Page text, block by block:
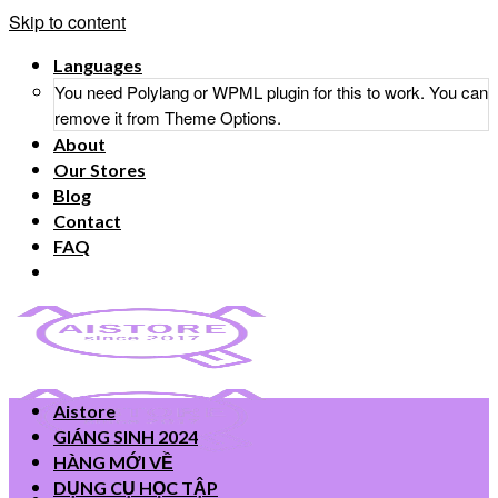
Skip to content
Languages
You need Polylang or WPML plugin for this to work. You can
remove it from Theme Options.
About
Our Stores
Blog
Contact
FAQ
Aistore
GIÁNG SINH 2024
HÀNG MỚI VỀ
DỤNG CỤ HỌC TẬP